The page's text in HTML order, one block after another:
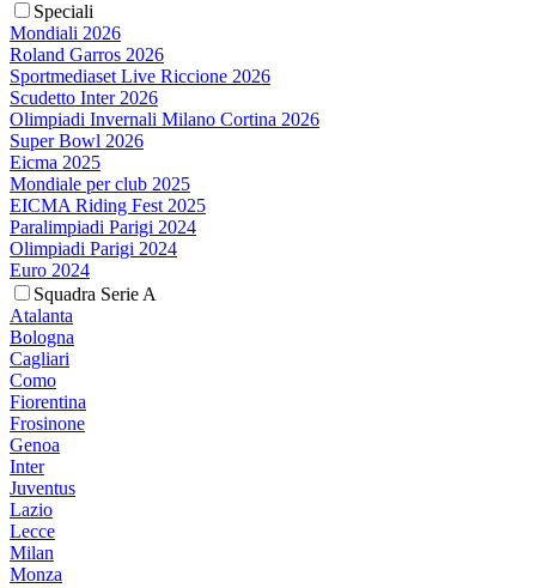
Speciali
Mondiali 2026
Roland Garros 2026
Sportmediaset Live Riccione 2026
Scudetto Inter 2026
Olimpiadi Invernali Milano Cortina 2026
Super Bowl 2026
Eicma 2025
Mondiale per club 2025
EICMA Riding Fest 2025
Paralimpiadi Parigi 2024
Olimpiadi Parigi 2024
Euro 2024
Squadra Serie A
Atalanta
Bologna
Cagliari
Como
Fiorentina
Frosinone
Genoa
Inter
Juventus
Lazio
Lecce
Milan
Monza